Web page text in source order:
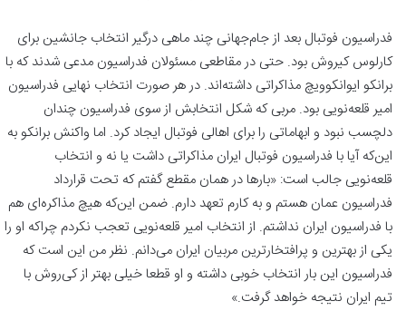
فدراسیون فوتبال بعد از جام‌جهانی چند ماهی درگیر انتخاب جانشین برای
کارلوس کیروش بود. حتی در مقاطعی مسئولان فدراسیون مدعی شدند که با
برانکو ایوانکوویچ مذاکراتی داشته‌اند. در هر صورت انتخاب نهایی فدراسیون
امیر قلعه‌نویی بود. مربی که شکل انتخابش از سوی فدراسیون چندان
دلچسب نبود و ابهاماتی را برای اهالی فوتبال ایجاد کرد. اما واکنش برانکو به
این‌که آیا با فدراسیون فوتبال ایران مذاکراتی داشت یا نه و انتخاب
قلعه‌نویی جالب است: «بارها در همان مقطع گفتم که تحت قرارداد
فدراسیون عمان هستم و به کارم تعهد دارم. ضمن این‌که هیچ مذاکره‌ای هم
با فدراسیون ایران نداشتم. از انتخاب امیر قلعه‌نویی تعجب نکردم چراکه او را
یکی از بهترین و پرافتخارترین مربیان ایران می‌دانم. نظر من این است که
فدراسیون این بار انتخاب خوبی داشته و او قطعا خیلی بهتر از کی‌روش با
تیم ایران نتیجه خواهد گرفت.»